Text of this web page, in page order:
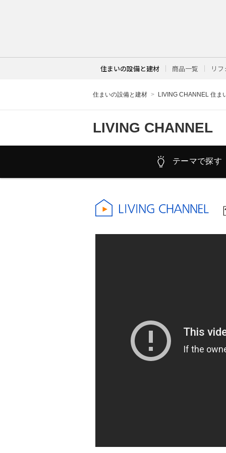
住まいの設備と建材 商品一覧 リ
住まいの設備と建材 LIVING CHANNEL 住ま
LIVING CHANNEL
テーマで探す